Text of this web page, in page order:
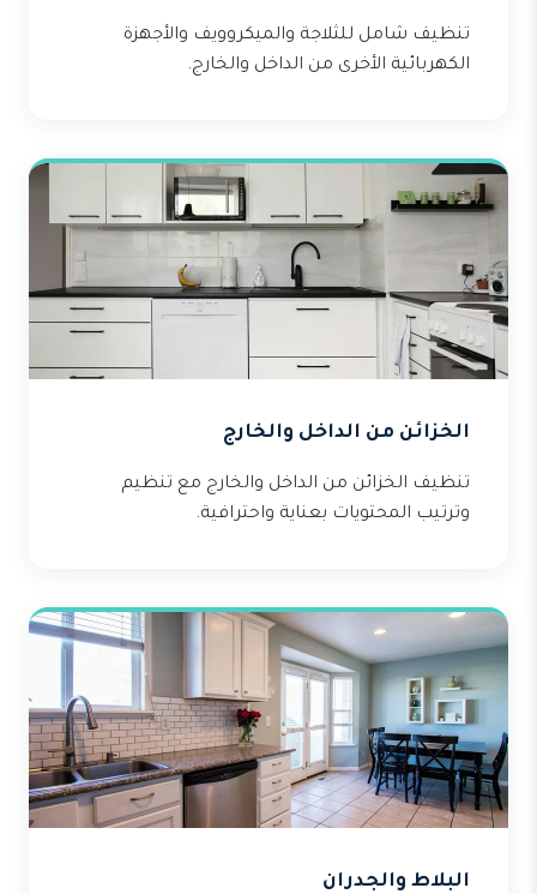
تنظيف شامل للثلاجة والميكروويف والأجهزة
الكهربائية الأخرى من الداخل والخارج.
الخزائن من الداخل والخارج
تنظيف الخزائن من الداخل والخارج مع تنظيم
وترتيب المحتويات بعناية واحترافية.
البلاط والجدران